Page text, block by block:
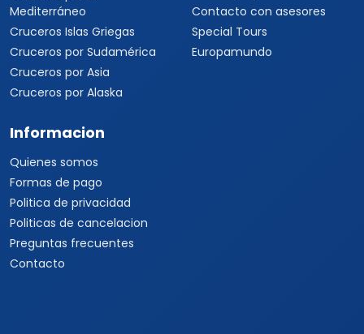
Mediterráneo
Cruceros Islas Griegas
Cruceros por Sudamérica
Cruceros por Asia
Cruceros por Alaska
Contacto con asesores
Special Tours
Europamundo
Informacion
Quienes somos
Formas de pago
Politica de privacidad
Politicas de cancelacion
Preguntas frecuentes
Contacto